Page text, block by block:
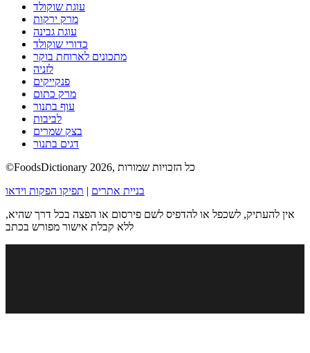
עוגת שוקולד
מרק ירקות
עוגת גבינה
כדורי שוקולד
מתכונים לארוחת בוקר
לזניה
פנקייקים
מרק כתום
עוף בתנור
לביבות
בצק שמרים
דגים בתנור
©FoodsDictionary 2026, כל הזכויות שמורות
בניית אתרים
תפיקו הפקות וידאו
אין להעתיק, לשכפל או להדפיס לשם פירסום או הפצה בכל דרך שהיא,
ללא קבלת אישור מפורש בכתב